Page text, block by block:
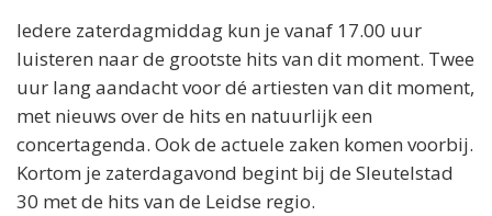
Iedere zaterdagmiddag kun je vanaf 17.00 uur
luisteren naar de grootste hits van dit moment. Twee
uur lang aandacht voor dé artiesten van dit moment,
met nieuws over de hits en natuurlijk een
concertagenda. Ook de actuele zaken komen voorbij.
Kortom je zaterdagavond begint bij de Sleutelstad
30 met de hits van de Leidse regio.